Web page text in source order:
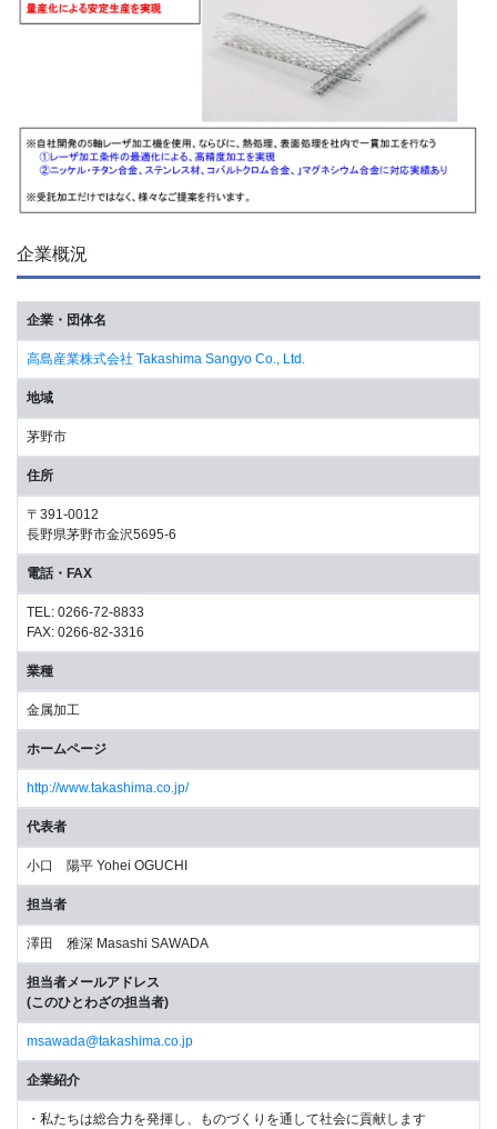
企業概況
企業・団体名
高島産業株式会社 Takashima Sangyo Co., Ltd.
地域
茅野市
住所
〒391-0012
長野県茅野市金沢5695-6
電話・FAX
TEL: 0266-72-8833
FAX: 0266-82-3316
業種
金属加工
ホームページ
http://www.takashima.co.jp/
代表者
小口 陽平 Yohei OGUCHI
担当者
澤田 雅深 Masashi SAWADA
担当者メールアドレス
(このひとわざの担当者)
msawada@takashima.co.jp
企業紹介
・私たちは総合力を発揮し、ものづくりを通して社会に貢献します